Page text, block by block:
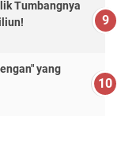
Tumbangnya
yang